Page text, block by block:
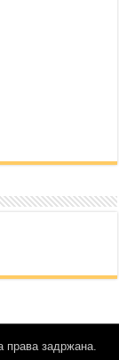
права задржана.